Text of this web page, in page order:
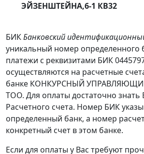
ЭЙЗЕНШТЕЙНА,6-1 КВ32
БИКБанковский
уникальный номер определенного
платежи с реквизитами БИК
осуществляются на расчетные
банке КОНКУРСНЫЙ
ТОО. Для оплаты достаточно
Расчетного счета. Номер БИК
определенный банк, а номер
конкретный счет в этом банке.
Если для оплаты у Вас требуют